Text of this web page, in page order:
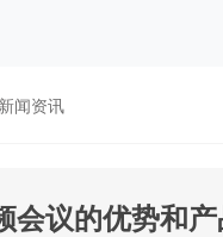
新闻资讯
会议的优势和